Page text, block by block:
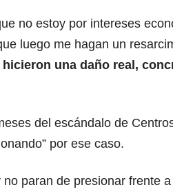
no estoy por intereses
luego me hagan un
una daño real,
del escándalo de
por ese caso.
paran de presionar frente